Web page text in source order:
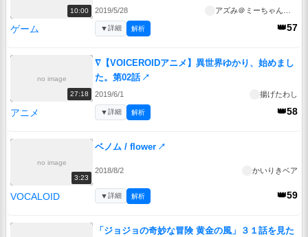
10:00 2019/5/28
ゲーム 👑57
▼詳細 解析
no image
27:18
∇【VOICEROIDアニメ】異世界ゆかり、始めまし
た。第02話 ↗
2019/6/1 揚げたわし
アニメ 👑58
▼詳細 解析
no image
3:23
ベノム / flower ↗
2018/8/2 かいりきベア
VOCALOID 👑59
▼詳細 解析
「ジョジョの奇妙な冒険 黄金の風」３１話を見た